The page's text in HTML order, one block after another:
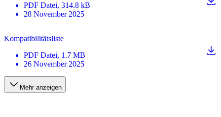
PDF Datei, 314.8 kB
28 November 2025
Kompatibilitätsliste
PDF Datei, 1.7 MB
26 November 2025
Mehr anzeigen